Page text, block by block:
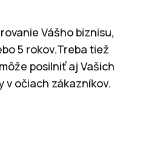
Vášho biznisu,
5 rokov.Treba tiež
posilniť aj Vašich
očiach zákazníkov.